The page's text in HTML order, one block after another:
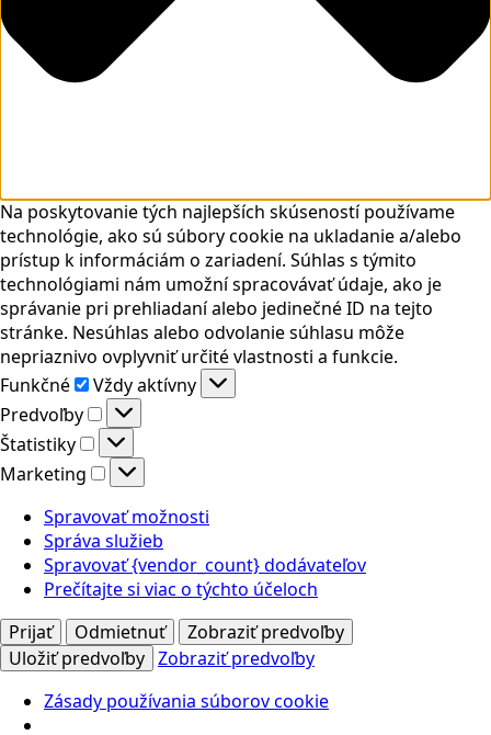
Na poskytovanie tých najlepších skúseností používame
technológie, ako sú súbory cookie na ukladanie a/alebo
prístup k informáciám o zariadení. Súhlas s týmito
technológiami nám umožní spracovávať údaje, ako je
správanie pri prehliadaní alebo jedinečné ID na tejto
stránke. Nesúhlas alebo odvolanie súhlasu môže
nepriaznivo ovplyvniť určité vlastnosti a funkcie.
Funkčné
Funkčné
Vždy aktívny
Predvoľby
Predvoľby
Štatistiky
Štatistiky
Marketing
Marketing
Spravovať možnosti
Správa služieb
Spravovať {vendor_count} dodávateľov
Prečítajte si viac o týchto účeloch
Prijať
Odmietnuť
Zobraziť predvoľby
Uložiť predvoľby Zobraziť predvoľby
Zásady používania súborov cookie